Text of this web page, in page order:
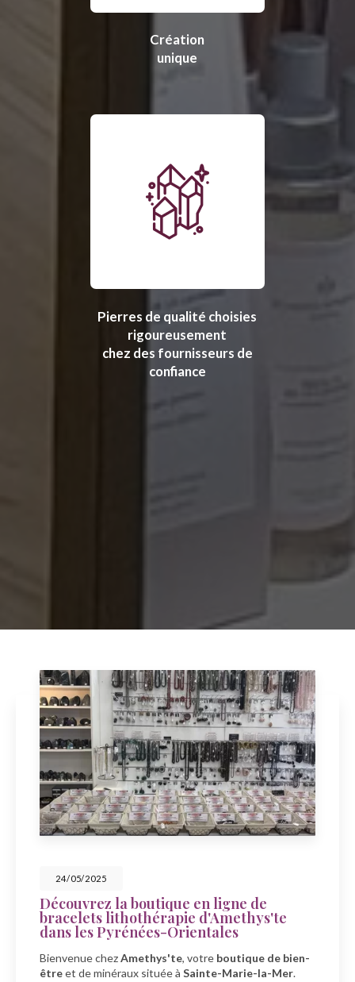
Création
unique
Pierres de qualité choisies
rigoureusement
chez des fournisseurs de
confiance
23/05/2025
Célébrez la fête des mers avec
Amethys'te à Sainte-Marie-la-Mer
À l'occasion de la fête des mers, découvrez la boutique
Amethys'te, votre spécialiste enbien-êtreet
minérauxàSainte-Marie-la-Mer…